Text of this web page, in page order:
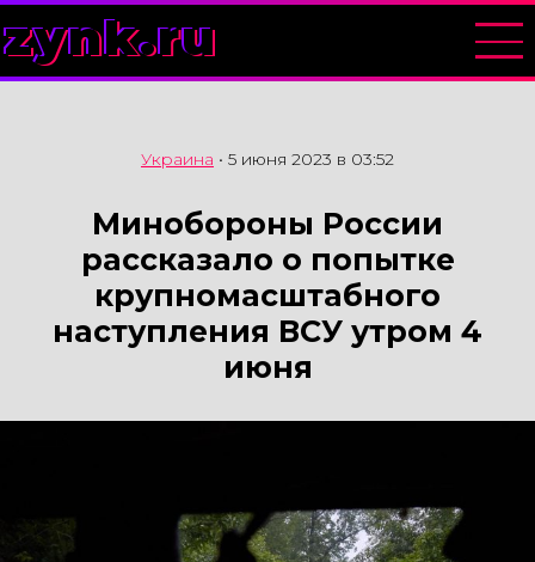
zynk.ru
Украина • 5 июня 2023 в 03:52
Минобороны России
рассказало о попытке
крупномасштабного
наступления ВСУ утром 4
июня